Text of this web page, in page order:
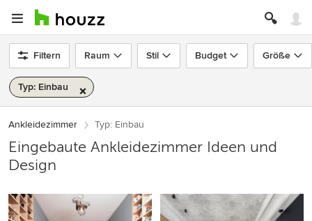
Filtern Raum Stil Budget Größe
Typ: Einbau
Ankleidezimmer Typ: Einbau
Eingebaute Ankleidezimmer Ideen und
Design